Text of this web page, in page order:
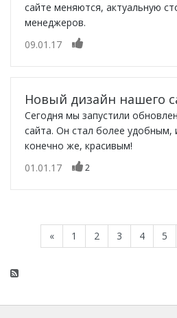
сайте меняются, актуальную
менеджеров.
09.01.17
Новый дизайн нашего
Сегодня мы запустили
сайта. Он стал более
конечно же, красивым!
01.01.17
2
« 1 2 3 4 5